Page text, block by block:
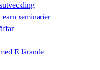
seminarier
E-lärande